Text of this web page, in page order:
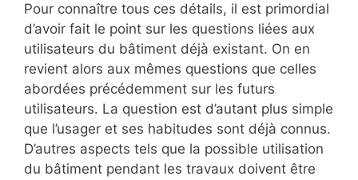
Pour connaître tous ces détails, il est primordial
d’avoir fait le point sur les questions liées aux
utilisateurs du bâtiment déjà existant. On en
revient alors aux mêmes questions que celles
abordées précédemment sur les futurs
utilisateurs. La question est d’autant plus simple
que l’usager et ses habitudes sont déjà connus.
D’autres aspects tels que la possible utilisation
du bâtiment pendant les travaux doivent être